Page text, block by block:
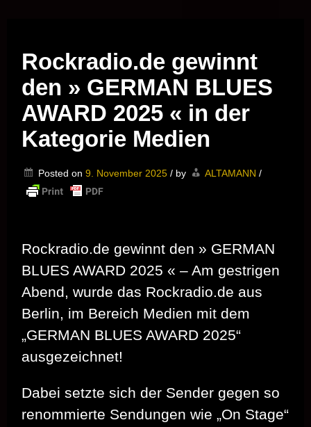
Rockradio.de gewinnt
den » GERMAN BLUES
AWARD 2025 « in der
Kategorie Medien
Posted on 9. November 2025 / by ALTAMANN /
Rockradio.de gewinnt den » GERMAN
BLUES AWARD 2025 « – Am gestrigen
Abend, wurde das Rockradio.de aus
Berlin, im Bereich Medien mit dem
„GERMAN BLUES AWARD 2025“
ausgezeichnet!
Dabei setzte sich der Sender gegen so
renommierte Sendungen wie „On Stage“